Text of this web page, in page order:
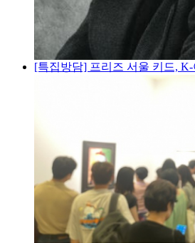
[특집방담] 프리즈 서울 키드,